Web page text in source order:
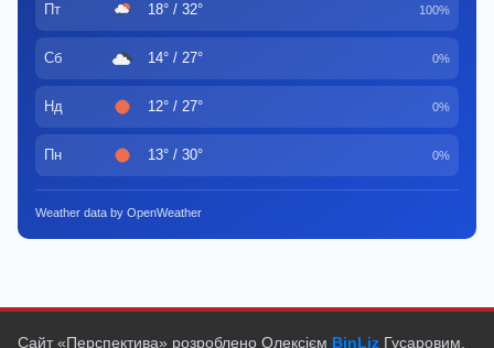
Пт 18° / 32° 100%
Сб 14° / 27° 0%
Нд 12° / 27° 0%
Пн 13° / 30° 0%
Weather data by OpenWeather
Сайт «Перспектива» розроблено Олексієм BinLiz Гусаровим.